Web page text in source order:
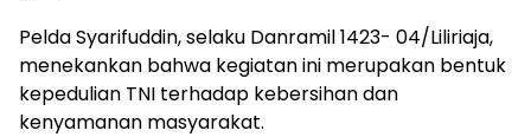
Pelda Syarifuddin, selaku Danramil 1423- 04/Liliriaja,
menekankan bahwa kegiatan ini merupakan bentuk
kepedulian TNI terhadap kebersihan dan
kenyamanan masyarakat.